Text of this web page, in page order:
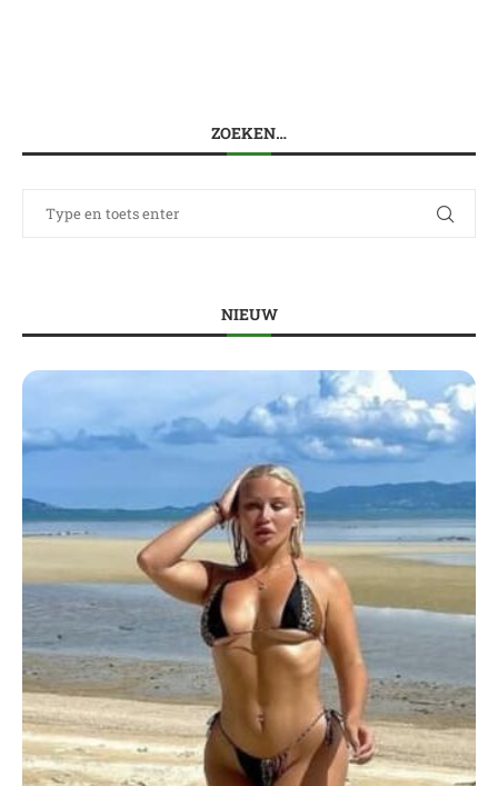
ZOEKEN…
NIEUW